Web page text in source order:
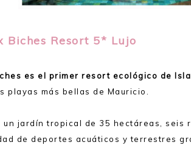
Biches Resort 5* Lujo
es el primer resort ecológico de
playas más bellas de Mauricio.
un jardín tropical de 35 hectáreas, seis
de deportes acuáticos y terrestres